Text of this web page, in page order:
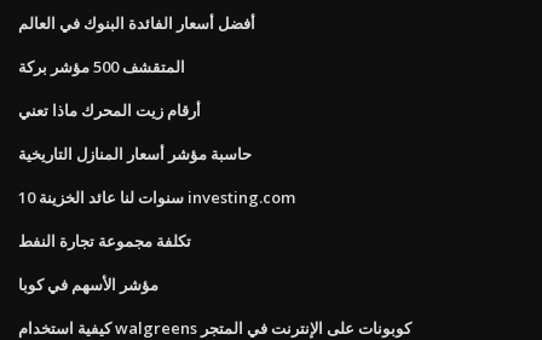
أفضل أسعار الفائدة البنوك في العالم
المتقشف 500 مؤشر بركة
أرقام زيت المحرك ماذا تعني
حاسبة مؤشر أسعار المنازل التاريخية
10 سنوات لنا عائد الخزينة investing.com
تكلفة مجموعة تجارة النفط
مؤشر الأسهم في كوبا
كيفية استخدام walgreens كوبونات على الإنترنت في المتجر